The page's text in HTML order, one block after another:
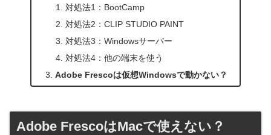
対処法1：BootCamp
対処法2：CLIP STUDIO PAINT
対処法3：Windowsサーバー
対処法4：他の端末を使う
Adobe Frescoは仮想Windowsで動かない？
Adobe FrescoはMacで使えない？